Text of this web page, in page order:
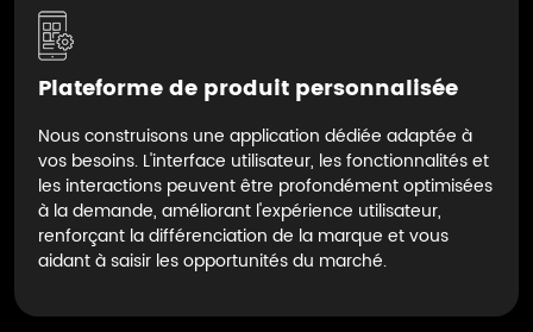
Plateforme de produit personnalisée
Nous construisons une application dédiée adaptée à
vos besoins. L'interface utilisateur, les fonctionnalités et
les interactions peuvent être profondément optimisées
à la demande, améliorant l'expérience utilisateur,
renforçant la différenciation de la marque et vous
aidant à saisir les opportunités du marché.